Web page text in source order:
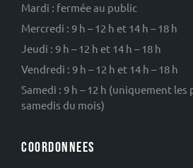
Mardi : fermée au public
Mercredi : 9 h – 12 h et 14 h – 18 h
Jeudi : 9 h – 12 h et 14 h – 18 h
Vendredi : 9 h – 12 h et 14 h – 18 h
Samedi : 9 h – 12 h (uniquement les
samedis du mois)
COORDONNEES